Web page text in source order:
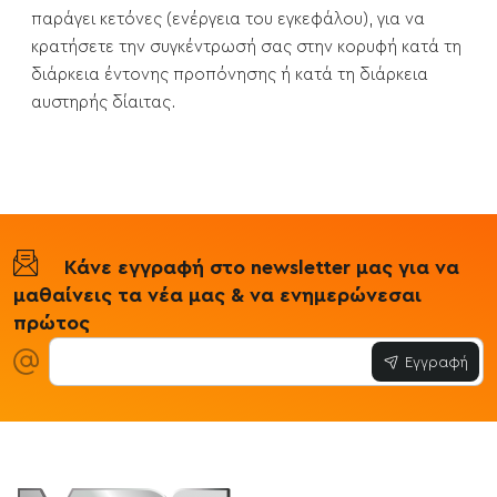
παράγει κετόνες (ενέργεια του εγκεφάλου), για να
κρατήσετε την συγκέντρωσή σας στην κορυφή κατά τη
διάρκεια έντονης προπόνησης ή κατά τη διάρκεια
αυστηρής δίαιτας.
Κάνε εγγραφή στο newsletter μας για να
μαθαίνεις τα νέα μας & να ενημερώνεσαι
πρώτος
Εγγραφή